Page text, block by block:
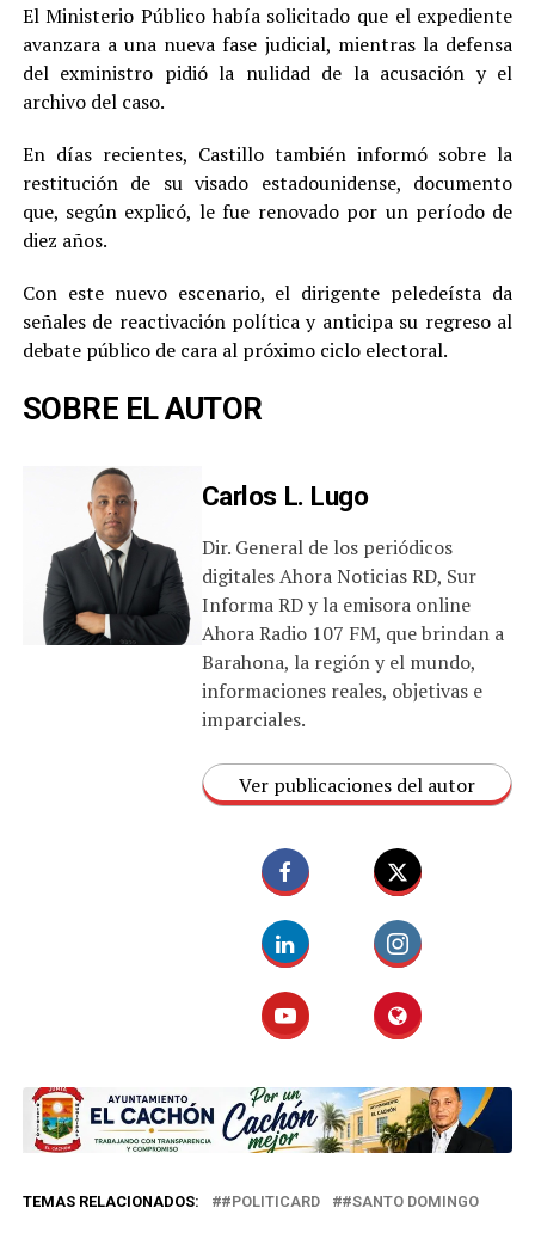
El Ministerio Público había solicitado que el expediente
avanzara a una nueva fase judicial, mientras la defensa
del exministro pidió la nulidad de la acusación y el
archivo del caso.
En días recientes, Castillo también informó sobre la
restitución de su visado estadounidense, documento
que, según explicó, le fue renovado por un período de
diez años.
Con este nuevo escenario, el dirigente peledeísta da
señales de reactivación política y anticipa su regreso al
debate público de cara al próximo ciclo electoral.
SOBRE EL AUTOR
Carlos L. Lugo
Dir. General de los periódicos
digitales Ahora Noticias RD, Sur
Informa RD y la emisora online
Ahora Radio 107 FM, que brindan a
Barahona, la región y el mundo,
informaciones reales, objetivas e
imparciales.
Ver publicaciones del autor
TEMAS RELACIONADOS: #POLITICARD #SANTO DOMINGO